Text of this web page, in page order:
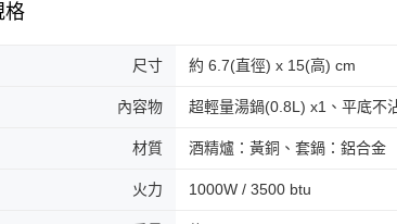
格
尺寸 約 6.7(直徑) x 15(高) cm
內容物 超輕量湯鍋(0.8L) x1、平底不
材質 酒精爐：黃銅、套鍋：鋁合金
火力 1000W / 3500 btu